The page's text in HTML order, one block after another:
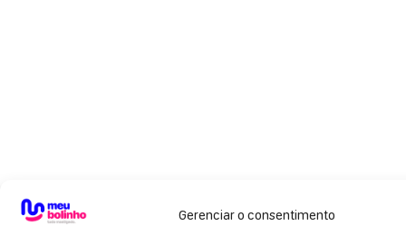
Gerenciar o consentimento